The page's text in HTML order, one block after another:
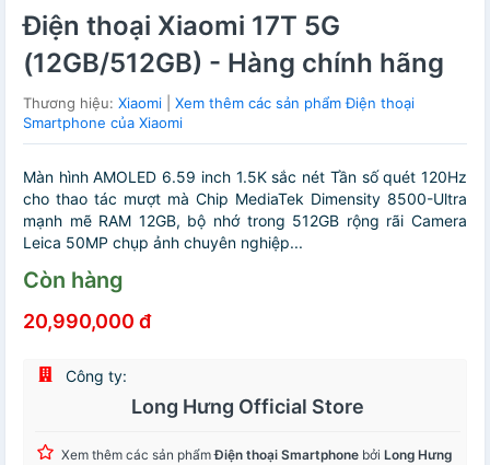
Điện thoại Xiaomi 17T 5G
(12GB/512GB) - Hàng chính hãng
Thương hiệu: Xiaomi
Xem thêm các sản phẩm Điện thoại
Smartphone của Xiaomi
Màn hình AMOLED 6.59 inch 1.5K sắc nét Tần số quét 120Hz
cho thao tác mượt mà Chip MediaTek Dimensity 8500-Ultra
mạnh mẽ RAM 12GB, bộ nhớ trong 512GB rộng rãi Camera
Leica 50MP chụp ảnh chuyên nghiệp...
Còn hàng
20,990,000 đ
Công ty:
Long Hưng Official Store
Xem thêm các sản phẩmĐiện thoại Smartphone bởi Long Hưng